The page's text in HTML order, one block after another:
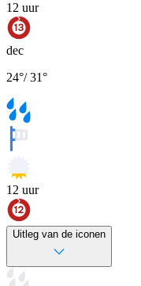
12 uur
dec
24°/31°
12 uur
Uitleg van de iconen